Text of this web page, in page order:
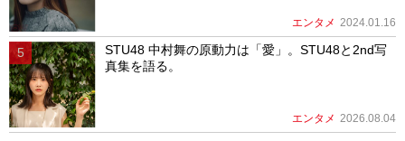
エンタメ 2024.01.16
STU48 中村舞の原動力は「愛」。STU48と2nd写
真集を語る。
エンタメ 2026.08.04